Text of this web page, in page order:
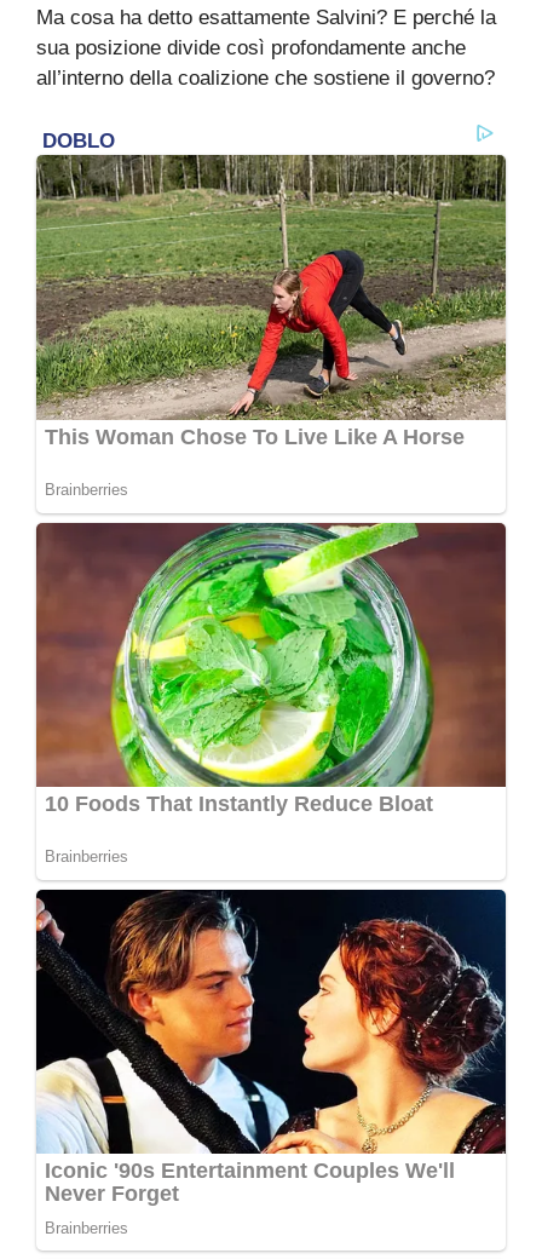
Ma cosa ha detto esattamente Salvini? E perché la
sua posizione divide così profondamente anche
all’interno della coalizione che sostiene il governo?